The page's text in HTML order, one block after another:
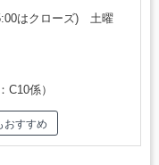
はクローズ) 土曜
C10係）
おすすめ